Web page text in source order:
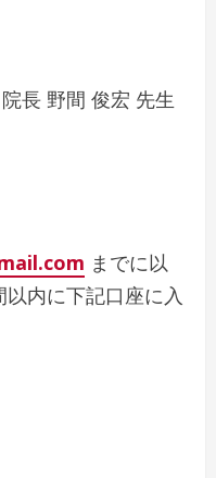
長 野間 俊宏 先生
までに以
内に下記口座に入